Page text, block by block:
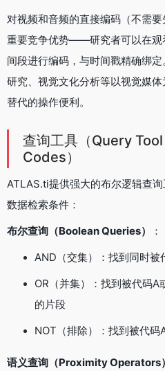
对视频和音频的直接编码（不需
重要竞争优势——研究者可以在观
间段进行编码，与时间戳精确绑
研究、视觉文化分析等以视觉媒
替代的操作便利。
查询工具（Query
Codes）
ATLAS.ti提供强大的布尔逻辑查
数据检索条件：
布尔查询（Boolean Queries）
：
AND（交集）：找到同时被
OR（并集）：找到被代码
的片段
NOT（排除）：找到被代
语义查询（Proximity Operators）